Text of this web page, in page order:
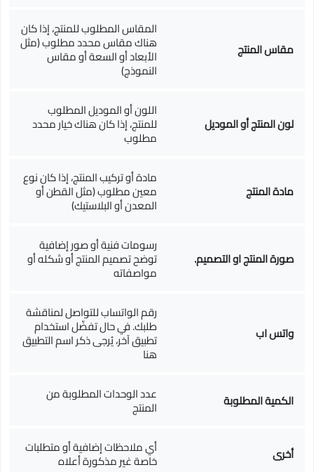
مقاس المنتج
المقاس المطلوب للمنتج، إذا كان
هناك مقاس محدد مطلوب (مثل
الأبعاد أو السعة أو مقاس
النموذج)
لون المنتج أو الموديل
اللون أو الموديل المطلوب
للمنتج، إذا كان هناك خيار محدد
مطلوب
مادة المنتج
مادة أو تركيب المنتج، إذا كان نوع
معين مطلوب (مثل القطن أو
المعدن أو البلاستيك)
صورة المنتج او التصميم.
رسومات فنية أو صور إضافية
توضح تصميم المنتج أو شكله أو
مواصفاته
واتس اب
رقم الواتساب للتواصل لمناقشة
طلبك. في حال تفضّل استخدام
تطبيق آخر، يُرجى ذكر اسم التطبيق
هنا
الكمية المطلوبة عدد الوحدات المطلوبة من
المنتج
أخرى أي ملاحظات إضافية أو متطلبات
خاصة غير مذكورة أعلاه